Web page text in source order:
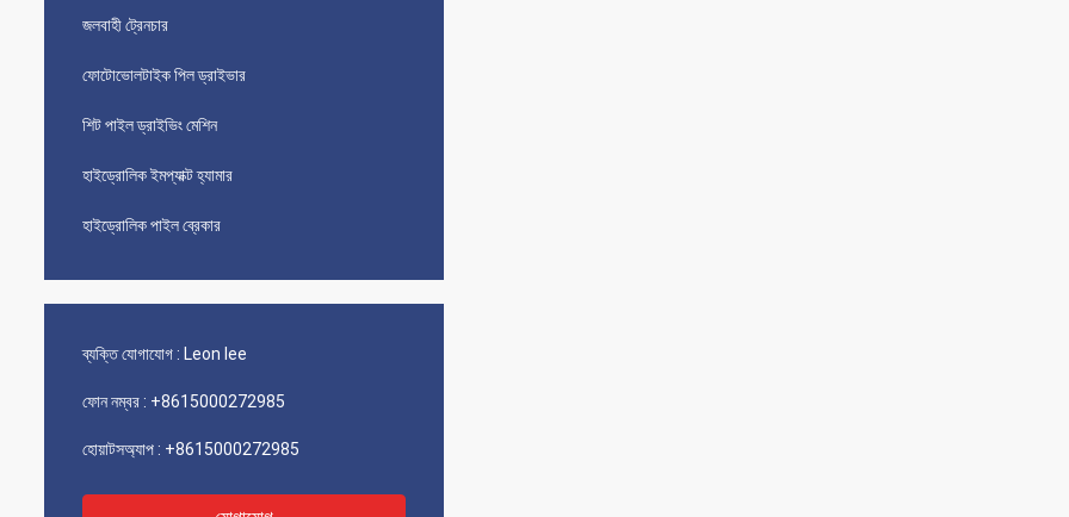
জলবাহী ট্রেনচার
ফোটোভোলটাইক পিল ড্রাইভার
শিট পাইল ড্রাইভিং মেশিন
হাইড্রোলিক ইমপ্যাক্ট হ্যামার
হাইড্রোলিক পাইল ব্রেকার
ব্যক্তি যোগাযোগ : Leon lee
ফোন নম্বর : +8615000272985
হোয়াটসঅ্যাপ : +8615000272985